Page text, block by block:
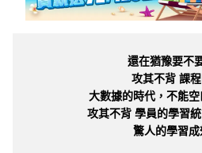
還在猶豫要不
攻其不背 課程
大數據的時代，不能
攻其不背 學員的學習
驚人的學習成